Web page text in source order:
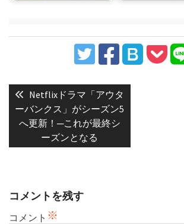
稿
ナ
ビ
ン
Previous
post:
Netflixドラマ「アウタ
ーバンクス」がシーズン5
へ更新！─これが最終シ
ーズンとなる
コメントを残す
コメント ※